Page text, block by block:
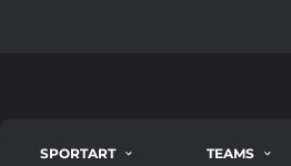
SPORTART TEAMS